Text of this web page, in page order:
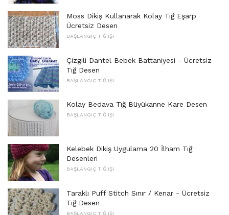
Moss Dikiş Kullanarak Kolay Tığ Eşarp
Ücretsiz Desen
BAŞLANGIÇ ​​TIĞ IŞI
Çizgili Dantel Bebek Battaniyesi - Ücretsiz
Tığ Desen
BAŞLANGIÇ ​​TIĞ IŞI
Kolay Bedava Tığ Büyükanne Kare Desen
BAŞLANGIÇ ​​TIĞ IŞI
Kelebek Dikiş Uygulama 20 İlham Tığ
Desenleri
BAŞLANGIÇ ​​TIĞ IŞI
Taraklı Puff Stitch Sınır / Kenar - Ücretsiz
Tığ Desen
BAŞLANGIÇ ​​TIĞ IŞI